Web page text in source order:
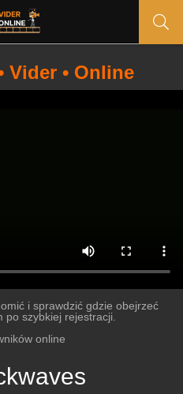
Vider • Online
i sprawdzić gdzie obejrzeć
po szybkiej rejestracji.
online